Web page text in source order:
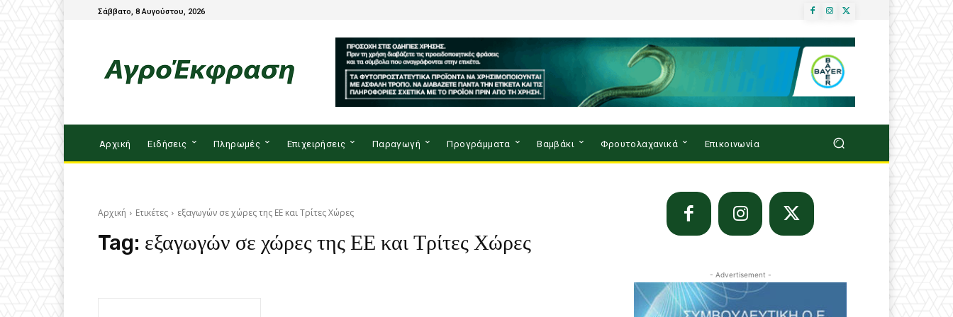
Σάββατο, 8 Αυγούστου, 2026
Αρχική Ειδήσεις Πληρωμές Επιχειρήσεις Παραγωγή Προγράμματα Βαμβάκι Φρουτολαχανικά Επικοινωνία
Αρχική Ετικέτες εξαγωγών σε χώρες της ΕΕ και Τρίτες Χώρες
Tag: εξαγωγών σε χώρες της ΕΕ και Τρίτες Χώρες
- Advertisement -